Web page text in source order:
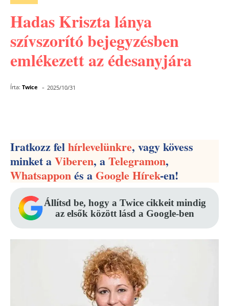
Hadas Kriszta lánya
szívszorító bejegyzésben
emlékezett az édesanyjára
Írta: Twice - 2025/10/31
Iratkozz felhírlevelünkre, vagy kövess
minket aViberen, aTelegramon,
Whatsapponés aGoogle Hírek-en!
Állítsd be, hogy a Twice cikkeit mindig
az elsők között lásd a Google-ben